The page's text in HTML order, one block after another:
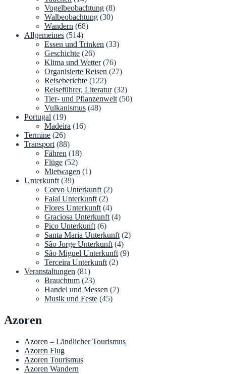
Vogelbeobachtung (8)
Walbeobachtung (30)
Wandern (68)
Allgemeines (514)
Essen und Trinken (33)
Geschichte (26)
Klima und Wetter(76)
Organisierte Reisen (27)
Reiseberichte (122)
Reiseführer, Literatur(32)
Tier- und Pflanzenwelt(50)
Vulkanismus (48)
Portugal (19)
Madeira (16)
Termine (26)
Transport(88)
Fähren (18)
Flüge (52)
Mietwagen (1)
Unterkunft(39)
Corvo Unterkunft(2)
Faial Unterkunft(2)
Flores Unterkunft(4)
Graciosa Unterkunft(4)
Pico Unterkunft(6)
Santa Maria Unterkunft(2)
São Jorge Unterkunft(4)
São Miguel Unterkunft(9)
Terceira Unterkunft(2)
Veranstaltungen (81)
Brauchtum (23)
Handel und Messen (7)
Musik und Feste (45)
Azoren
Azoren – Ländlicher Tourismus
Azoren Flug
Azoren Tourismus
Azoren Wandern